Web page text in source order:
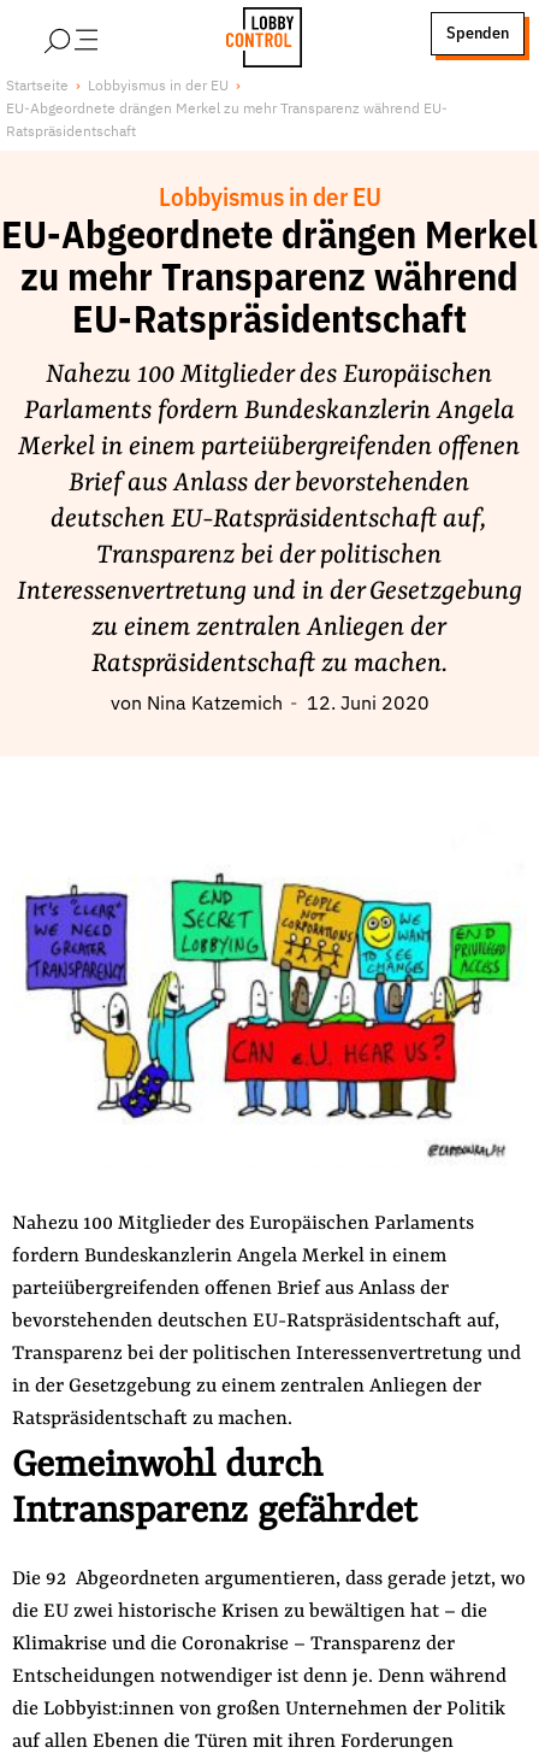
LobbyControl
StartSeite
Spenden
Über uns
Lobby FAQs
Jobs
Publikationen und Material
Lobbykritische Stadtführungen
Lobbykontrolle und Regeln
Lobbyismus und Klima
Macht der Digitalkonzerne
Spenden & Fördern
Fördermitglied werden
Jetzt Spenden
Geschenkspende
Bußgelder und Geldauflagen
Projektspende
Kontakt
Impressum
Folge Uns
Feed
Startseite
Lobbyismus in der EU
EU-Abgeordnete drängen Merkel zu mehr Transparenz während EU-
Ratspräsidentschaft
Lobbyismus in der EU
EU-Abgeordnete drängen Merkel
zu mehr Transparenz während
EU-Ratspräsidentschaft
Nahezu 100 Mitglieder des Europäischen
Parlaments fordern Bundeskanzlerin Angela
Merkel in einem parteiübergreifenden offenen
Brief aus Anlass der bevorstehenden
deutschen EU-Ratspräsidentschaft auf,
Transparenz bei der politischen
Interessenvertretung und in der Gesetzgebung
zu einem zentralen Anliegen der
Ratspräsidentschaft zu machen.
von Nina Katzemich 12. Juni 2020
Nahezu 100 Mitglieder des Europäischen Parlaments
fordern Bundeskanzlerin Angela Merkel in einem
parteiübergreifenden offenen Brief aus Anlass der
bevorstehenden deutschen EU-Ratspräsidentschaft auf,
Transparenz bei der politischen Interessenvertretung und
in der Gesetzgebung zu einem zentralen Anliegen der
Ratspräsidentschaft zu machen.
Gemeinwohl durch
Intransparenz gefährdet
Die 92 Abgeordneten argumentieren, dass gerade jetzt, wo
die EU zwei historische Krisen zu bewältigen hat – die
Klimakrise und die Coronakrise – Transparenz der
Entscheidungen notwendiger ist denn je. Denn während
die Lobbyist:innen von großen Unternehmen der Politik
auf allen Ebenen die Türen mit ihren Forderungen